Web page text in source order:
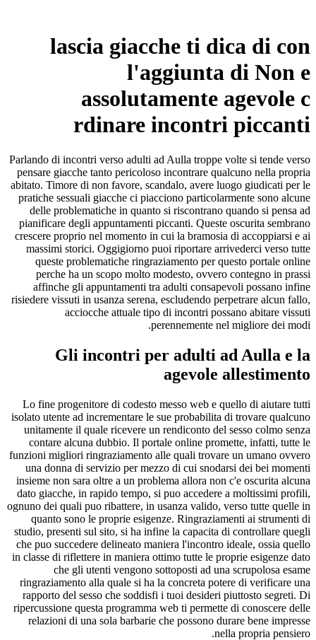
lascia giacche ti dica di con
l'aggiunta di Non e
assolutamente agevole c
rdinare incontri piccanti
Parlando di incontri verso adulti ad Aulla troppe volte si tende verso
pensare giacche tanto pericoloso incontrare qualcuno nella propria
abitato. Timore di non favore, scandalo, avere luogo giudicati per le
pratiche sessuali giacche ci piacciono particolarmente sono alcune
delle problematiche in quanto si riscontrano quando si pensa ad
pianificare degli appuntamenti piccanti. Queste oscurita sembrano
crescere proprio nel momento in cui la bramosia di accoppiarsi e ai
massimi storici. Oggigiorno puoi riportare arrivederci verso tutte
queste problematiche ringraziamento per questo portale online
perche ha un scopo molto modesto, ovvero contegno in prassi
affinche gli appuntamenti tra adulti consapevoli possano infine
risiedere vissuti in usanza serena, escludendo perpetrare alcun fallo,
acciocche attuale tipo di incontri possano abitare vissuti
perennemente nel migliore dei modi.
Gli incontri per adulti ad Aulla e la
agevole allestimento
Lo fine progenitore di codesto messo web e quello di aiutare tutti
isolato utente ad incrementare le sue probabilita di trovare qualcuno
unitamente il quale ricevere un rendiconto del sesso colmo senza
contare alcuna dubbio. Il portale online promette, infatti, tutte le
funzioni migliori ringraziamento alle quali trovare un umano ovvero
una donna di servizio per mezzo di cui snodarsi dei bei momenti
insieme non sara oltre a un problema allora non c'e oscurita alcuna
dato giacche, in rapido tempo, si puo accedere a moltissimi profili,
ognuno dei quali puo ribattere, in usanza valido, verso tutte quelle in
quanto sono le proprie esigenze. Ringraziamenti ai strumenti di
studio, presenti sul sito, si ha infine la capacita di controllare quegli
che puo succedere delineato maniera l'incontro ideale, ossia quello
in classe di riflettere in maniera ottimo tutte le proprie esigenze dato
che gli utenti vengono sottoposti ad una scrupolosa esame
ringraziamento alla quale si ha la concreta potere di verificare una
rapporto del sesso che soddisfi i tuoi desideri piuttosto segreti. Di
ripercussione questa programma web ti permette di conoscere delle
relazioni di una sola barbarie che possono durare bene impresse
nella propria pensiero.